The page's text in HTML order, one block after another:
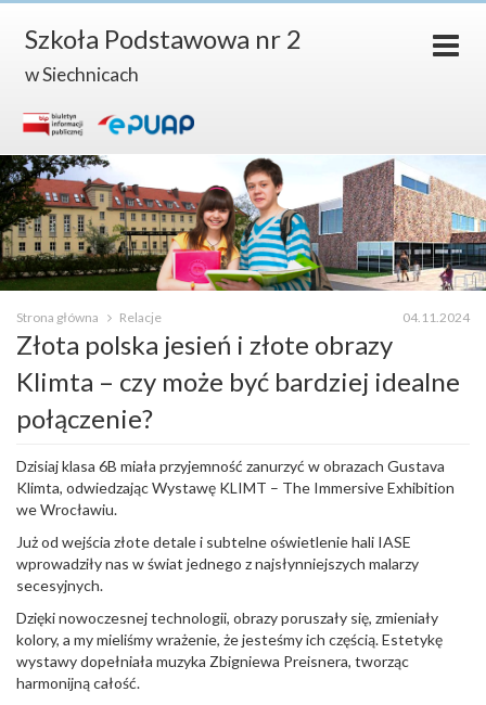
Szkoła Podstawowa nr 2
w Siechnicach
04.11.2024
Strona główna Relacje
Złota polska jesień i złote obrazy
Klimta – czy może być bardziej idealne
połączenie?
Dzisiaj klasa 6B miała przyjemność zanurzyć w obrazach Gustava
Klimta, odwiedzając Wystawę KLIMT – The Immersive Exhibition
we Wrocławiu.
Już od wejścia złote detale i subtelne oświetlenie hali IASE
wprowadziły nas w świat jednego z najsłynniejszych malarzy
secesyjnych.
Dzięki nowoczesnej technologii, obrazy poruszały się, zmieniały
kolory, a my mieliśmy wrażenie, że jesteśmy ich częścią. Estetykę
wystawy dopełniała muzyka Zbigniewa Preisnera, tworząc
harmonijną całość.